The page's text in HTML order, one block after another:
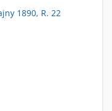
1890, R. 22